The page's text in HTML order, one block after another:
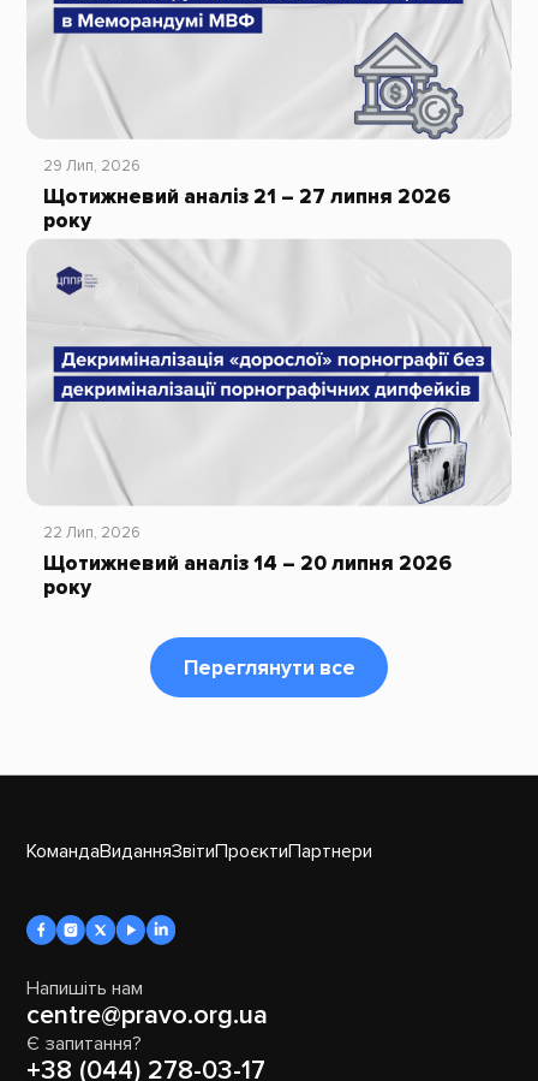
29 Лип, 2026
Щотижневий аналіз 21 – 27 липня 2026
року
22 Лип, 2026
Щотижневий аналіз 14 – 20 липня 2026
року
Переглянути все
КомандаВиданняЗвітиПроєктиПартнери
Напишіть нам
centre@pravo.org.ua
Є запитання?
+38 (044) 278-03-17